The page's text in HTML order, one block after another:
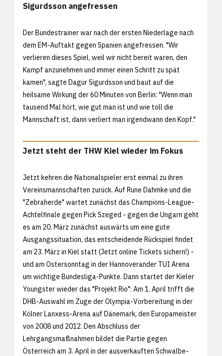
Sigurdsson angefressen
Der Bundestrainer war nach der ersten Niederlage nach
dem EM-Auftakt gegen Spanien angefressen. "Wir
verlieren dieses Spiel, weil wir nicht bereit waren, den
Kampf anzunehmen und immer einen Schritt zu spät
kamen", sagte Dagur Sigurdsson und baut auf die
heilsame Wirkung der 60 Minuten von Berlin: "Wenn man
tausend Mal hört, wie gut man ist und wie toll die
Mannschaft ist, dann verliert man irgendwann den Kopf."
Jetzt steht der THW Kiel wieder im Fokus
Jetzt kehren die Nationalspieler erst einmal zu ihren
Vereinsmannschaften zurück. Auf Rune Dahmke und die
"Zebraherde" wartet zunächst das Champions-League-
Achtelfinale gegen Pick Szeged - gegen die Ungarn geht
es am 20. März zunächst auswärts um eine gute
Ausgangssituation, das entscheidende Rückspiel findet
am 23. März in Kiel statt (Jetzt online Tickets sichern!) -
und am Ostersonntag in der Hannoverander TUI Arena
um wichtige Bundesliga-Punkte. Dann startet der Kieler
Youngster wieder das "Projekt Rio": Am 1. April trifft die
DHB-Auswahl im Zuge der Olympia-Vorbereitung in der
Kölner Lanxess-Arena auf Dänemark, den Europameister
von 2008 und 2012. Den Abschluss der
Lehrgangsmaßnahmen bildet die Partie gegen
Österreich am 3. April in der ausverkauften Schwalbe-